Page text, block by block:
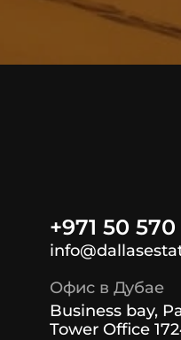
+971 50 570
Офис в Дубае
Business bay,
Tower Office